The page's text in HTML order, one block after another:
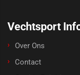
Vechtsport
Over Ons
Contact